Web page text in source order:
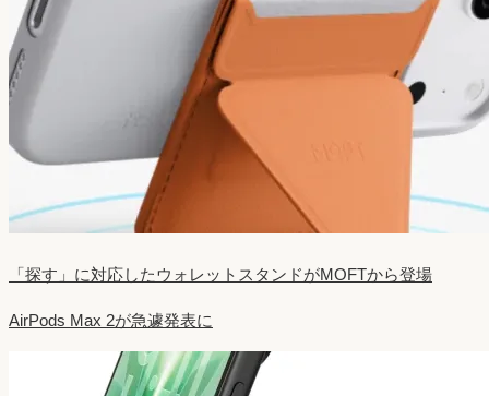
「探す」に対応したウォレットスタンドがMOFTから登場
AirPods Max 2が急遽発表に